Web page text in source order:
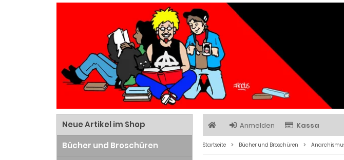
Anmelden Kassa
Startseite Bücher und Broschüren
Neue Artikel im Shop
Bücher und Broschüren